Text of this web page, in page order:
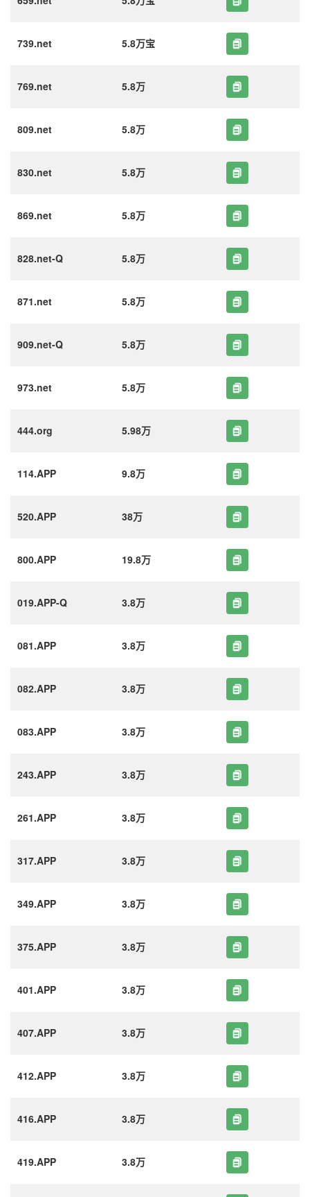
739.net 5.8万宝
769.net 5.8万
809.net 5.8万
830.net 5.8万
869.net 5.8万
828.net-Q 5.8万
871.net 5.8万
909.net-Q 5.8万
973.net 5.8万
444.org 5.98万
114.APP 9.8万
520.APP 38万
800.APP 19.8万
019.APP-Q 3.8万
081.APP 3.8万
082.APP 3.8万
083.APP 3.8万
243.APP 3.8万
261.APP 3.8万
317.APP 3.8万
349.APP 3.8万
375.APP 3.8万
401.APP 3.8万
407.APP 3.8万
412.APP 3.8万
416.APP 3.8万
419.APP 3.8万